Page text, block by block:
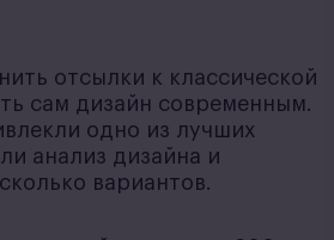
отсылки к классической
сам дизайн современным.
одно из лучших
анализ дизайна и
вариантов.